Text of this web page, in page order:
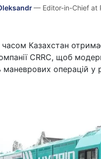
— Editor-in-Chief at
Казахстан
CRRC, щоб
маневрових операцій у